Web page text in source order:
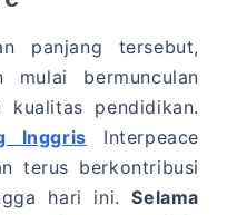
panjang tersebut,
mulai bermunculan
kualitas pendidikan.
Inggris Interpeace
terus berkontribusi
hari ini.Selama